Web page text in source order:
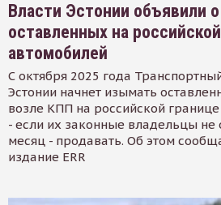
Власти Эстонии объявили
оставленных на
автомобилей
С октября 2025 года
Эстонии начнет изымать
возле КПП на российской
- если их законные владельцы не
месяц - продавать. Об этом
издание ERR